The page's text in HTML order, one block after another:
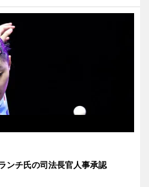
ンチ氏の司法長官人事承認